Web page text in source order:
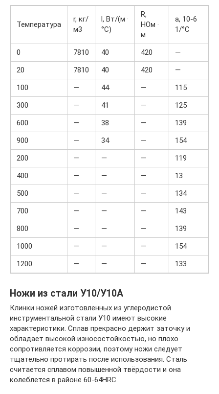
Температура
r, кг/
м3
l, Вт/(м ·
°С)
R,
НОм ·
м
a, 10-6
1/°С
0 7810 40 420
—
20
7810 40 420
—
100
— 44 —
115
300
— 41 —
125
600
— 38 —
139
900
— 34 —
154
200
— — —
119
400
— — —
13
500
— — —
134
700
— — —
143
800
— — —
139
1000
— — —
154
1200
— — — 133
Ножи из стали У10/У10А
Клинки ножей изготовленных из углеродистой
инструментальной стали У10 имеют высокие
характеристики. Сплав прекрасно держит заточку и
обладает высокой износостойкостью, но плохо
сопротивляется коррозии, поэтому ножи следует
тщательно протирать после использования. Сталь
считается сплавом повышенной твёрдости и она
колеблется в районе 60-64HRC.